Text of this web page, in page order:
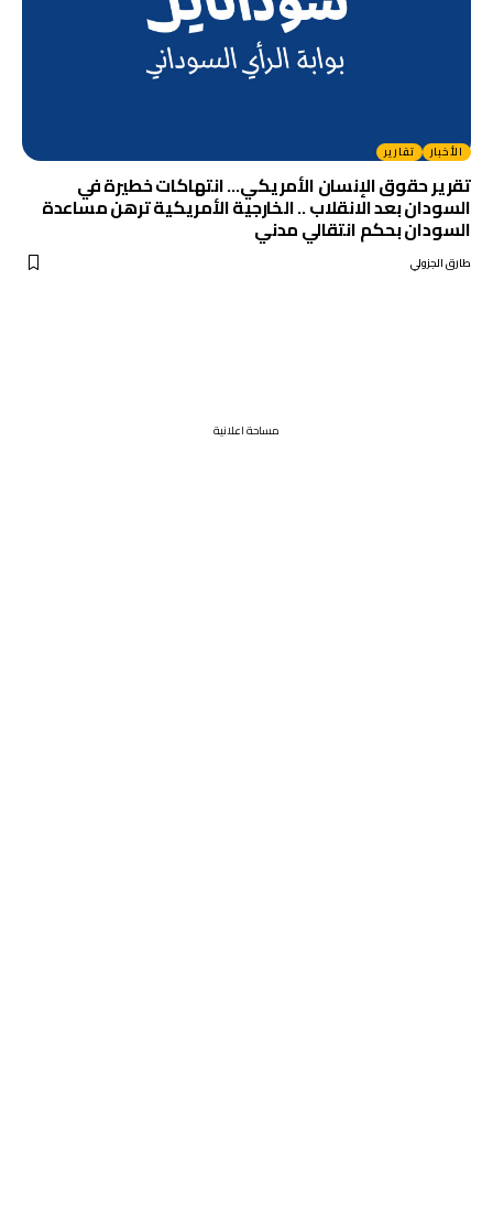
الأخبار تقارير
تقرير حقوق الإنسان الأمريكي… انتهاكات خطيرة في
السودان بعد الانقلاب .. الخارجية الأمريكية ترهن مساعدة
السودان بحكم انتقالي مدني
طارق الجزولي
مساحة اعلانية